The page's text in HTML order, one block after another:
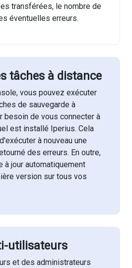
transférées, le nombre de
éventuelles erreurs.
tâches à distance
vous pouvez exécuter
de sauvegarde à
besoin de vous connecter à
est installé Iperius. Cela
à nouveau une
des erreurs. En outre,
à jour automatiquement
version sur tous vos
utilisateurs
et des administrateurs